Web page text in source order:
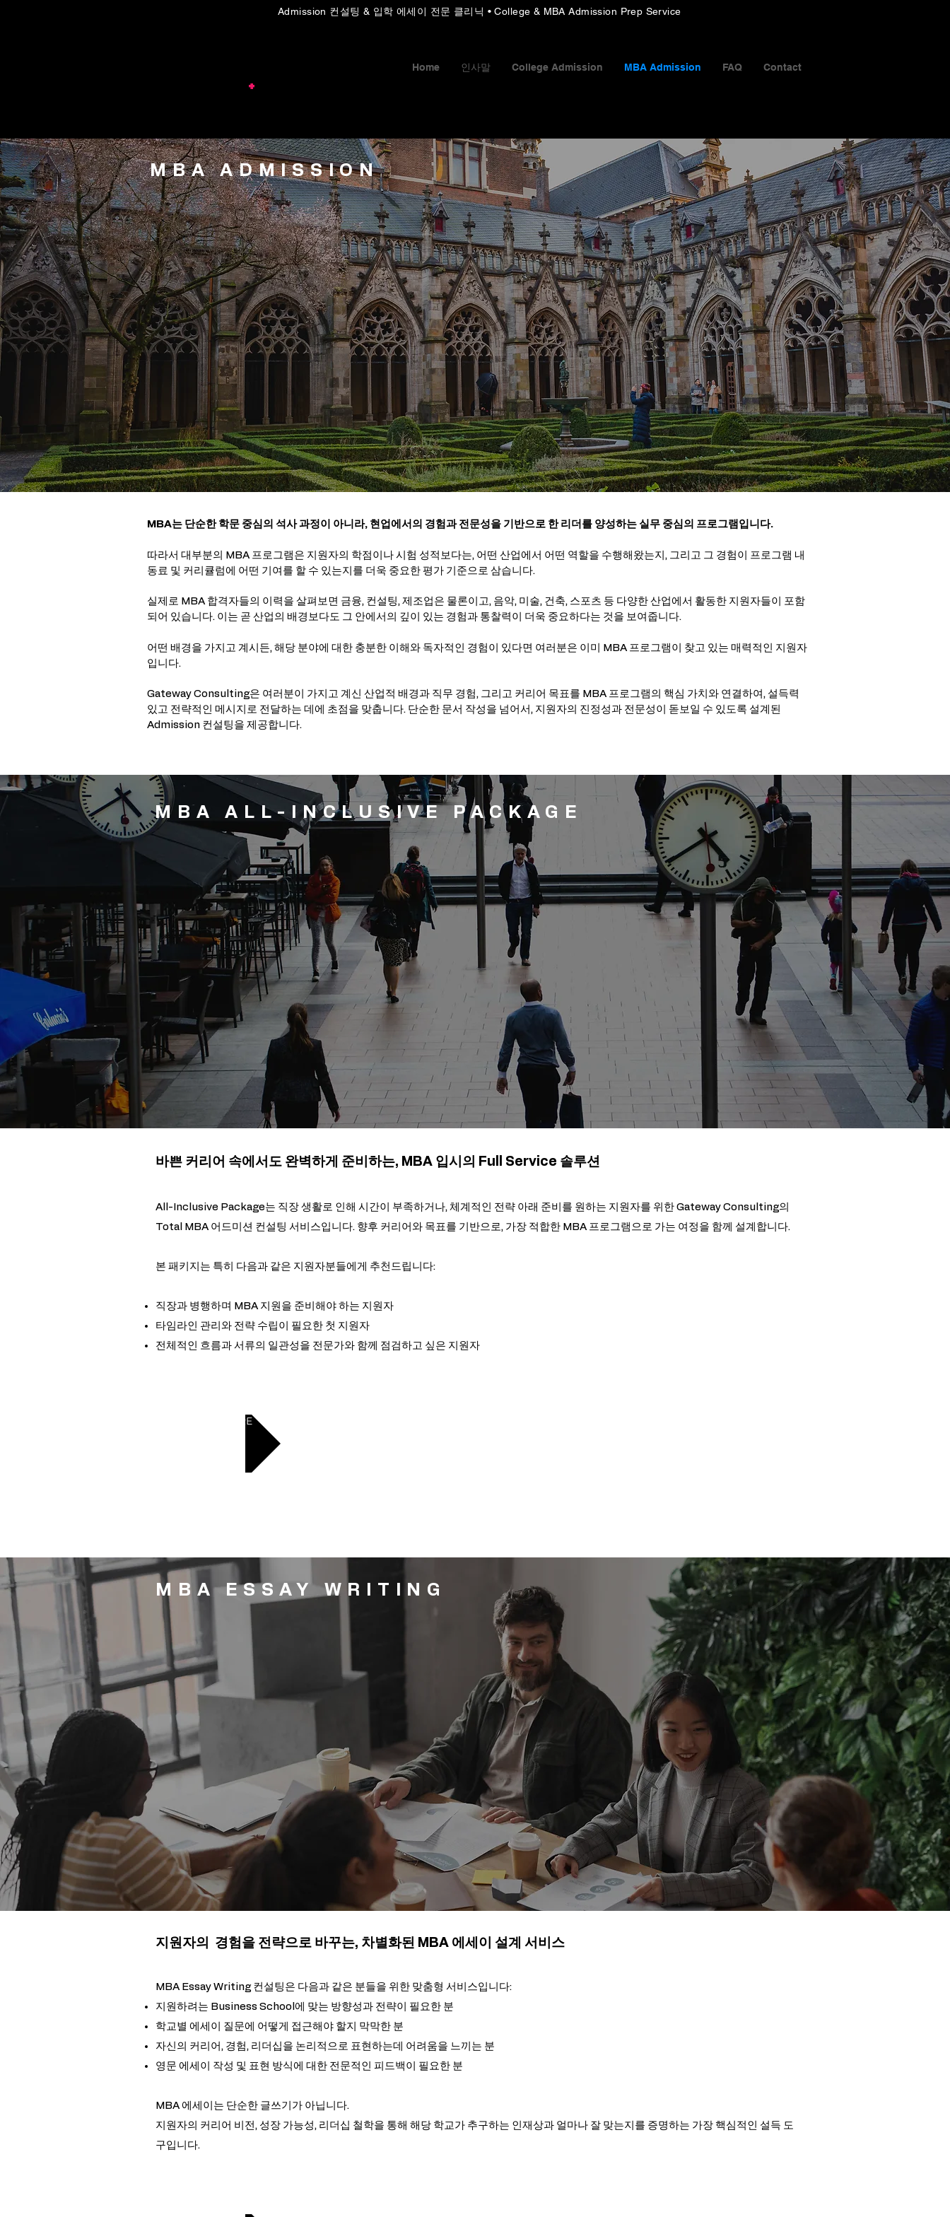
Admission 컨설팅 & 입학 에세이 전문 클리닉 • College & MBA Admission Prep Service
+
Home 인사말 College Admission MBA Admission FAQ Contact
MBA ADMISSION​
MBA는 단순한 학문 중심의 석사 과정이 아니라, 현업에서의 경험과 전문성을 기반으로 한 리더를 양성하는 실무 중심의 프로그램입니다.
따라서 대부분의 MBA 프로그램은 지원자의 학점이나 시험 성적보다는, 어떤 산업에서 어떤 역할을 수행해왔는지, 그리고 그 경험이 프로그램 내
동료 및 커리큘럼에 어떤 기여를 할 수 있는지를 더욱 중요한 평가 기준으로 삼습니다.
실제로 MBA 합격자들의 이력을 살펴보면 금융, 컨설팅, 제조업은 물론이고, 음악, 미술, 건축, 스포츠 등 다양한 산업에서 활동한 지원자들이 포함
되어 있습니다. 이는 곧 산업의 배경보다도 그 안에서의 깊이 있는 경험과 통찰력이 더욱 중요하다는 것을 보여줍니다.
어떤 배경을 가지고 계시든, 해당 분야에 대한 충분한 이해와 독자적인 경험이 있다면 여러분은 이미 MBA 프로그램이 찾고 있는 매력적인 지원자
입니다.
Gateway Consulting은 여러분이 가지고 계신 산업적 배경과 직무 경험, 그리고 커리어 목표를 MBA 프로그램의 핵심 가치와 연결하여, 설득력
있고 전략적인 메시지로 전달하는 데에 초점을 맞춥니다. 단순한 문서 작성을 넘어서, 지원자의 진정성과 전문성이 돋보일 수 있도록 설계된
Admission 컨설팅을 제공합니다.
MBA ALL-INCLUSIVE PACKAGE
바쁜 커리어 속에서도 완벽하게 준비하는, MBA 입시의 Full Service 솔루션
All-Inclusive Package는 직장 생활로 인해 시간이 부족하거나, 체계적인 전략 아래 준비를 원하는 지원자를 위한 Gateway Consulting의
Total MBA 어드미션 컨설팅 서비스입니다. 향후 커리어와 목표를 기반으로, 가장 적합한 MBA 프로그램으로 가는 여정을 함께 설계합니다.
본 패키지는 특히 다음과 같은 지원자분들에게 추천드립니다:
직장과 병행하며 MBA 지원을 준비해야 하는 지원자
타임라인 관리와 전략 수립이 필요한 첫 지원자
전체적인 흐름과 서류의 일관성을 전문가와 함께 점검하고 싶은 지원자
LEARN MORE
MBA ESSAY WRITING
지원자의 경험을 전략으로 바꾸는, 차별화된 MBA 에세이 설계 서비스
MBA Essay Writing 컨설팅은 다음과 같은 분들을 위한 맞춤형 서비스입니다:
지원하려는 Business School에 맞는 방향성과 전략이 필요한 분
학교별 에세이 질문에 어떻게 접근해야 할지 막막한 분
자신의 커리어, 경험, 리더십을 논리적으로 표현하는데 어려움을 느끼는 분
영문 에세이 작성 및 표현 방식에 대한 전문적인 피드백이 필요한 분
MBA 에세이는 단순한 글쓰기가 아닙니다.
지원자의 커리어 비전, 성장 가능성, 리더십 철학을 통해 해당 학교가 추구하는 인재상과 얼마나 잘 맞는지를 증명하는 가장 핵심적인 설득 도
구입니다.​